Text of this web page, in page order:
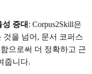
증대 : Corpus2Skill은
을 넘어, 문서 코퍼스
으로써 더 정확하고 근
줍니다.